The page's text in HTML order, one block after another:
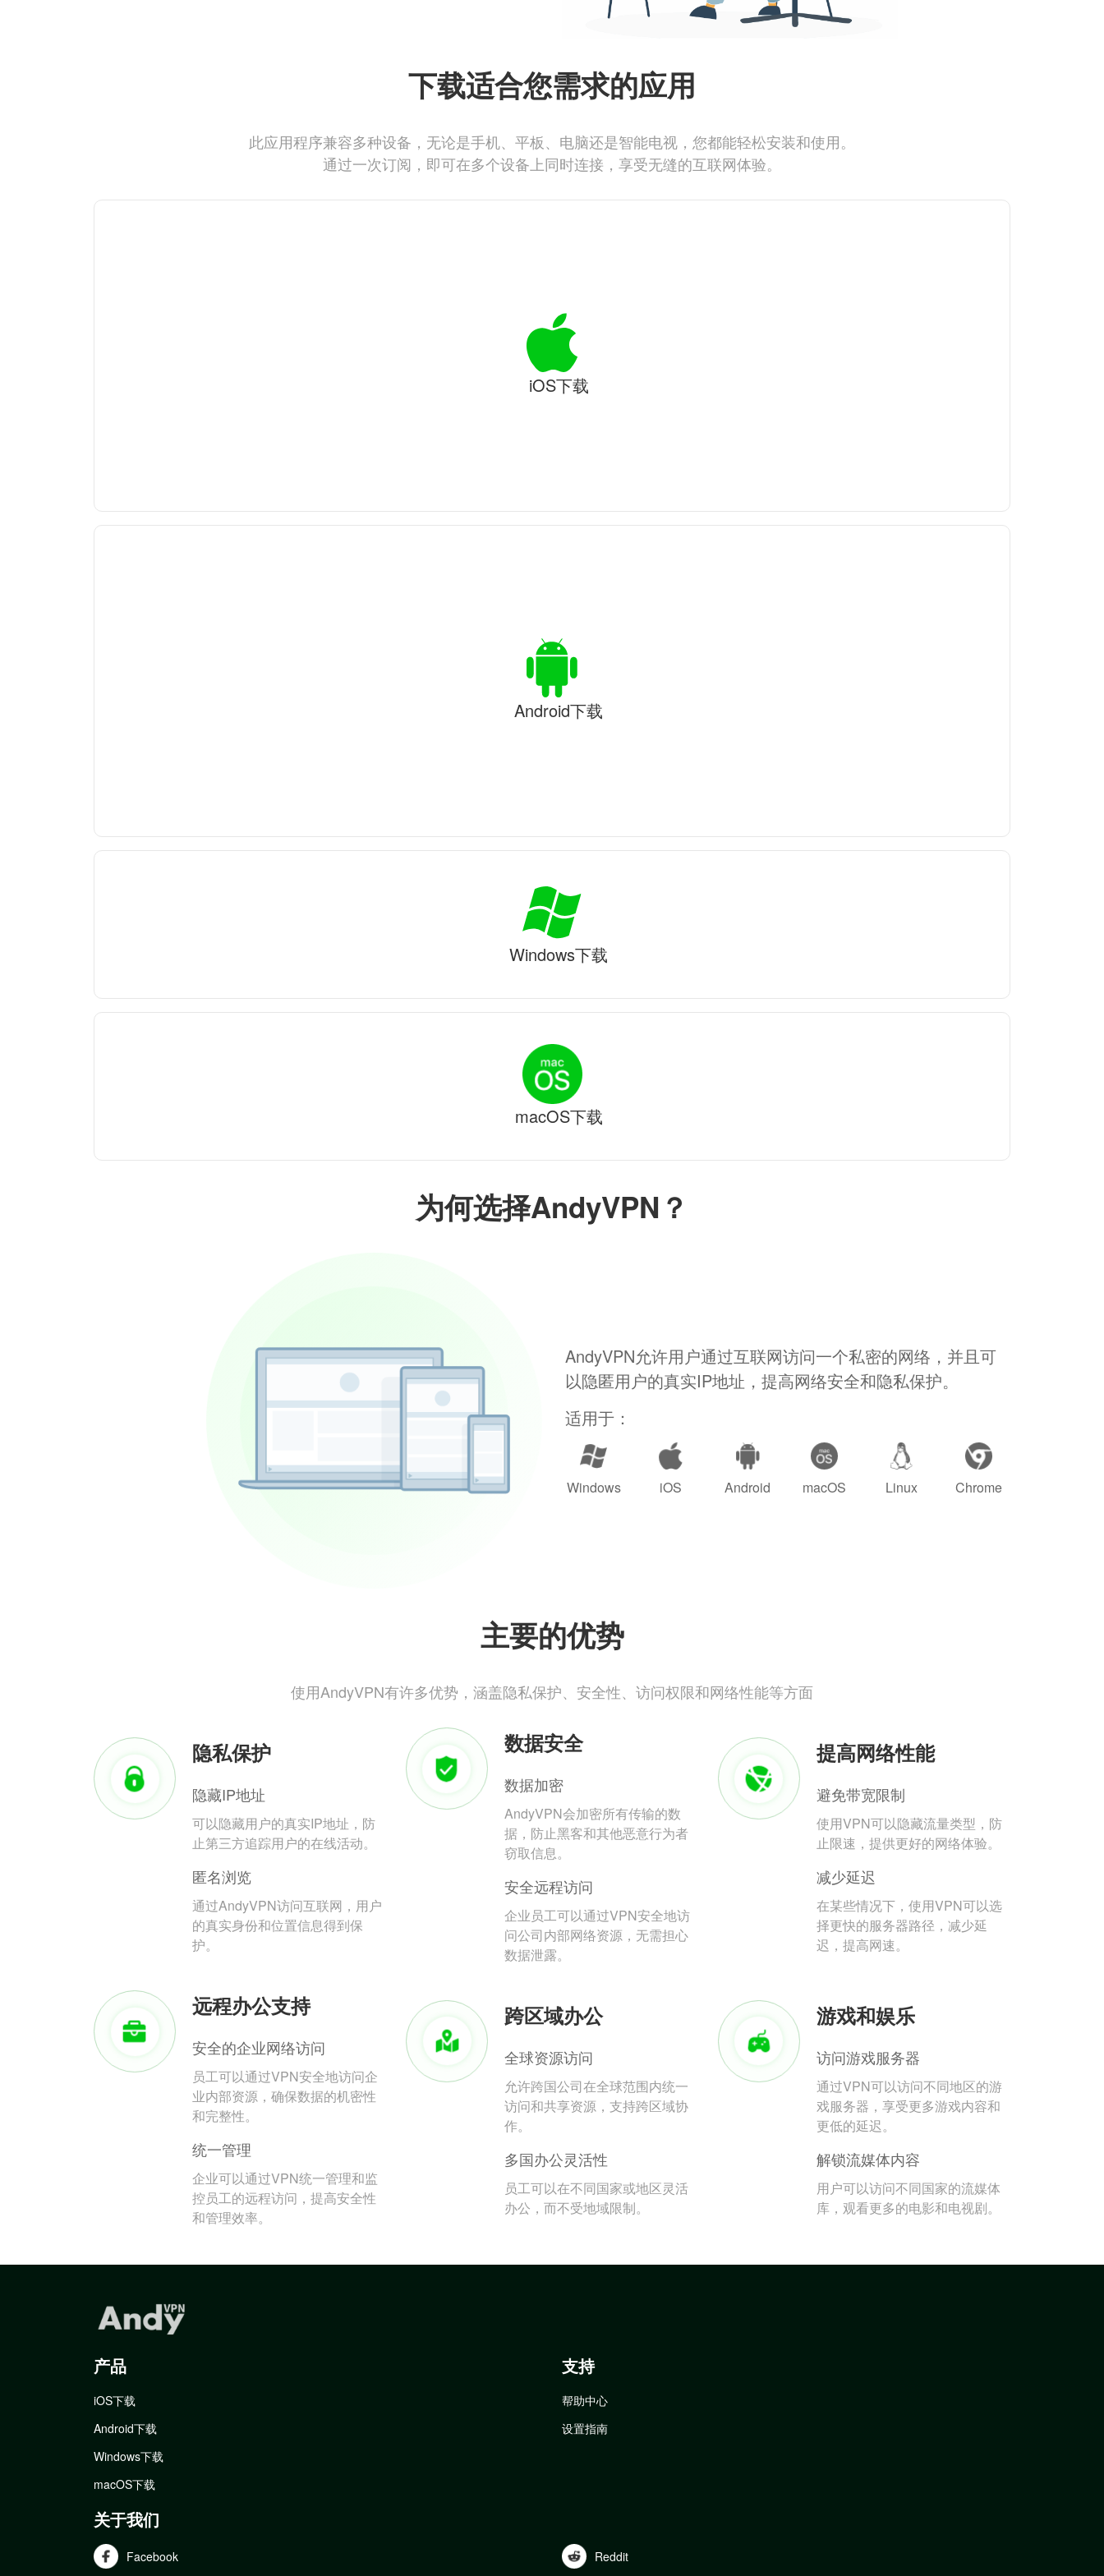
为何选择AndyVPN？
AndyVPN允许用户通过互联网访问一个私密的网络，并且可
以隐匿用户的真实IP地址，提高网络安全和隐私保护。
适用于：
Windows iOS Android macOS Linux Chrome
主要的优势
使用AndyVPN有许多优势，涵盖隐私保护、安全性、访问权限和网络性能等方面
隐私保护
隐藏IP地址
可以隐藏用户的真实IP地址，防
止第三方追踪用户的在线活动。
匿名浏览
通过AndyVPN访问互联网，用户
的真实身份和位置信息得到保
护。
数据安全
数据加密
AndyVPN会加密所有传输的数
据，防止黑客和其他恶意行为者
窃取信息。
安全远程访问
企业员工可以通过VPN安全地访
问公司内部网络资源，无需担心
数据泄露。
提高网络性能
避免带宽限制
使用VPN可以隐藏流量类型，防
止限速，提供更好的网络体验。
减少延迟
在某些情况下，使用VPN可以选
择更快的服务器路径，减少延
迟，提高网速。
远程办公支持
安全的企业网络访问
员工可以通过VPN安全地访问企
业内部资源，确保数据的机密性
和完整性。
统一管理
企业可以通过VPN统一管理和监
控员工的远程访问，提高安全性
和管理效率。
跨区域办公
全球资源访问
允许跨国公司在全球范围内统一
访问和共享资源，支持跨区域协
作。
多国办公灵活性
员工可以在不同国家或地区灵活
办公，而不受地域限制。
游戏和娱乐
访问游戏服务器
通过VPN可以访问不同地区的游
戏服务器，享受更多游戏内容和
更低的延迟。
解锁流媒体内容
用户可以访问不同国家的流媒体
库，观看更多的电影和电视剧。
下载适合您需求的应用
此应用程序兼容多种设备，无论是手机、平板、电脑还是智能电视，您都能轻松安装和使用。
通过一次订阅，即可在多个设备上同时连接，享受无缝的互联网体验。
iOS下载
Android下载
Windows下载
macOS下载
产品
iOS下载
Android下载
Windows下载
macOS下载
支持
帮助中心
设置指南
关于我们
Facebook Reddit